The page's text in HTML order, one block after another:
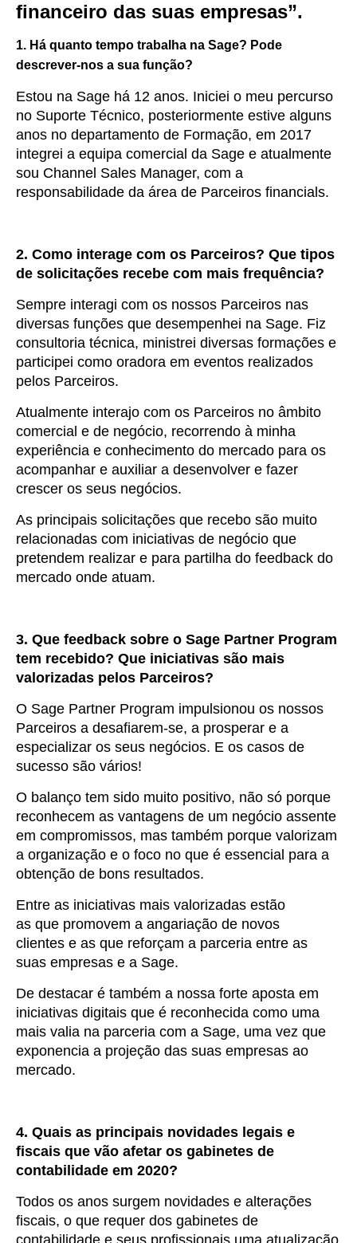
financeiro das suas empresas”.
1. Há quanto tempo trabalha na Sage? Pode
descrever-nos a sua função?
Estou na Sage há 12 anos. Iniciei o meu percurso
no Suporte Técnico, posteriormente estive alguns
anos no departamento de Formação, em 2017
integrei a equipa comercial da Sage e atualmente
sou Channel Sales Manager, com a
responsabilidade da área de Parceiros financials.
2. Como interage com os Parceiros? Que tipos
de solicitações recebe com mais frequência?
Sempre interagi com os nossos Parceiros nas
diversas funções que desempenhei na Sage. Fiz
consultoria técnica, ministrei diversas formações e
participei como oradora em eventos realizados
pelos Parceiros.
Atualmente interajo com os Parceiros no âmbito
comercial e de negócio, recorrendo à minha
experiência e conhecimento do mercado para os
acompanhar e auxiliar a desenvolver e fazer
crescer os seus negócios.
As principais solicitações que recebo são muito
relacionadas com iniciativas de negócio que
pretendem realizar e para partilha do feedback do
mercado onde atuam.
3. Que feedback sobre o Sage Partner Program
tem recebido? Que iniciativas são mais
valorizadas pelos Parceiros?
O Sage Partner Program impulsionou os nossos
Parceiros a desafiarem-se, a prosperar e a
especializar os seus negócios. E os casos de
sucesso são vários!
O balanço tem sido muito positivo, não só porque
reconhecem as vantagens de um negócio assente
em compromissos, mas também porque valorizam
a organização e o foco no que é essencial para a
obtenção de bons resultados.
Entre as iniciativas mais valorizadas estão
as que promovem a angariação de novos
clientes e as que reforçam a parceria entre as
suas empresas e a Sage.
De destacar é também a nossa forte aposta em
iniciativas digitais que é reconhecida como uma
mais valia na parceria com a Sage, uma vez que
exponencia a projeção das suas empresas ao
mercado.
4. Quais as principais novidades legais e
fiscais que vão afetar os gabinetes de
contabilidade em 2020?
Todos os anos surgem novidades e alterações
fiscais, o que requer dos gabinetes de
contabilidade e seus profissionais uma atualização